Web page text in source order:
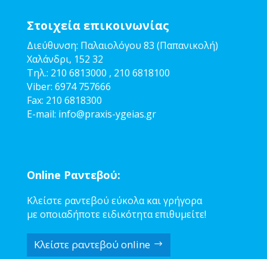
Στοιχεία επικοινωνίας
Διεύθυνση: Παλαιολόγου 83 (Παπανικολή)
Χαλάνδρι, 152 32
Τηλ.: 210 6813000 , 210 6818100
Viber: 6974 757666
Fax: 210 6818300
E-mail: info@praxis-ygeias.gr
Online Ραντεβού:
Κλείστε ραντεβού εύκολα και γρήγορα
με οποιαδήποτε ειδικότητα επιθυμείτε!
Κλείστε ραντεβού online